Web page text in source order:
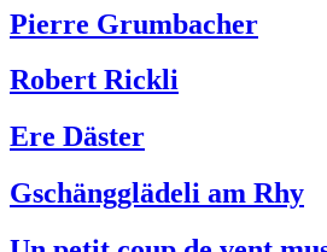
Pierre Grumbacher
Robert Rickli
Ere Däster
Gschängglädeli am Rhy